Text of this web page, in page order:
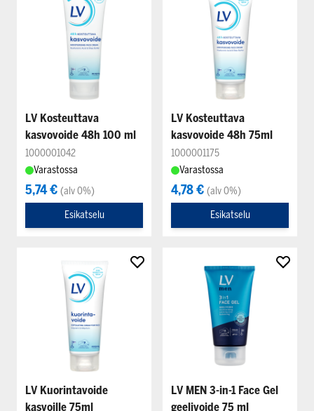
LV Kosteuttava
kasvovoide 48h 100 ml
1000001042
Varastossa
5,74 € (alv 0%)
Esikatselu
LV Kosteuttava
kasvovoide 48h 75ml
1000001175
Varastossa
4,78 € (alv 0%)
Esikatselu
LV Kuorintavoide
kasvoille 75ml
LV MEN 3-in-1 Face Gel
geelivoide 75 ml